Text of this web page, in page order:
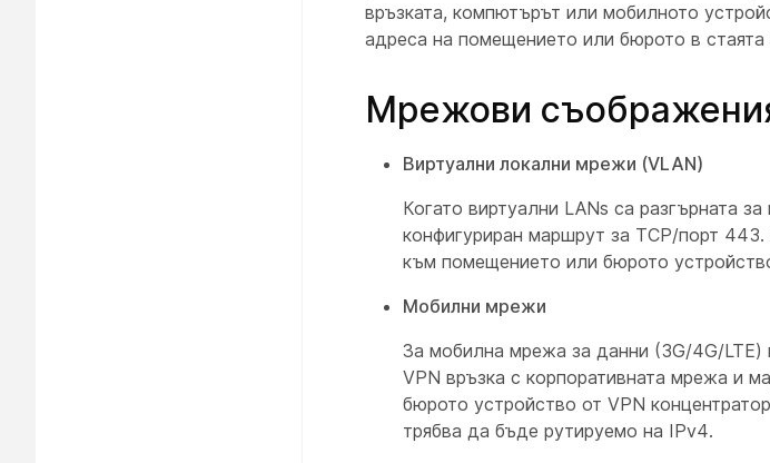
връзката, компютърът или мобилното
адреса на помещението или бюрото в
Мрежови
Виртуални локални мрежи (VLAN)
Когато виртуални LANs са разгърната
конфигуриран маршрут за TCP/порт
към помещението или бюрото
Мобилни мрежи
За мобилна мрежа за данни (3G/4G/LTE)
VPN връзка с корпоративната мрежа и
бюрото устройство от VPN
трябва да бъде рутируемо на IPv4.